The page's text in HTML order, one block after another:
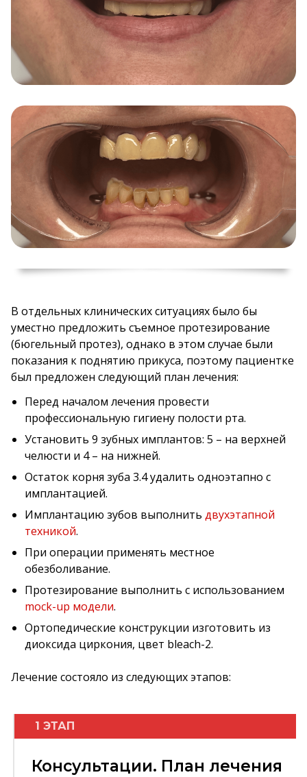
В отдельных клинических ситуациях было бы
уместно предложить съемное протезирование
(бюгельный протез), однако в этом случае были
показания к поднятию прикуса, поэтому пациентке
был предложен следующий план лечения:
Перед началом лечения провести
профессиональную гигиену полости рта.
Установить 9 зубных имплантов: 5 – на верхней
челюсти и 4 – на нижней.
Остаток корня зуба 3.4 удалить одноэтапно с
имплантацией.
Имплантацию зубов выполнить двухэтапной
техникой.
При операции применять местное
обезболивание.
Протезирование выполнить с использованием
mock-up модели.
Ортопедические конструкции изготовить из
диоксида циркония, цвет bleach-2.
Лечение состояло из следующих этапов:
1 ЭТАП
Консультации. План лечения